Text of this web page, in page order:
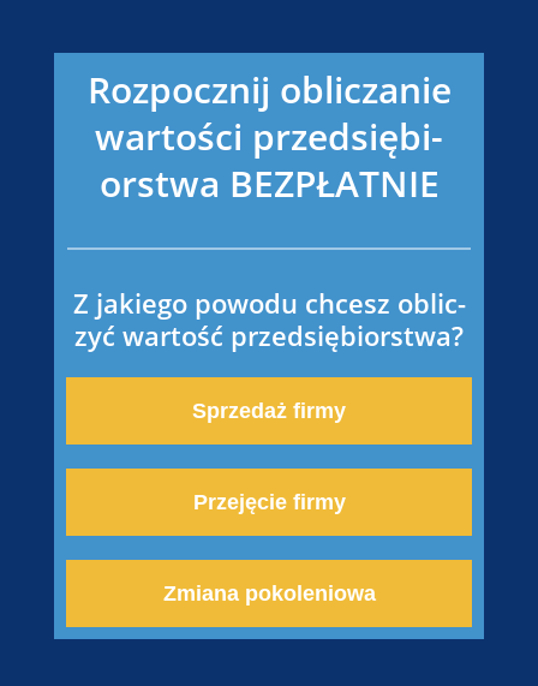
Rozpo­cz­nij oblic­za­nie
wartości przedsię­bi­
orst­wa BEZPŁATNIE
Z jakie­go powodu chcesz oblic­
zyć wartość przedsiębiorstwa?
Sprze­daż firmy
Przejęcie firmy
Zmiana pokolenio­wa